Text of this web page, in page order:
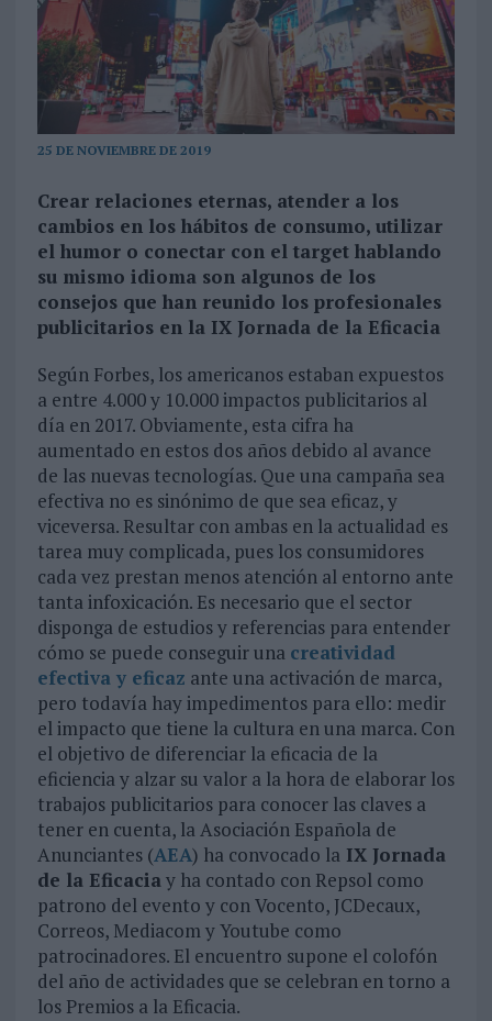
25 DE NOVIEMBRE DE 2019
Crear relaciones eternas, atender a los
cambios en los hábitos de consumo, utilizar
el humor o conectar con el target hablando
su mismo idioma son algunos de los
consejos que han reunido los profesionales
publicitarios en la IX Jornada de la Eficacia
Según Forbes, los americanos estaban expuestos
a entre 4.000 y 10.000 impactos publicitarios al
día en 2017. Obviamente, esta cifra ha
aumentado en estos dos años debido al avance
de las nuevas tecnologías. Que una campaña sea
efectiva no es sinónimo de que sea eficaz, y
viceversa. Resultar con ambas en la actualidad es
tarea muy complicada, pues los consumidores
cada vez prestan menos atención al entorno ante
tanta infoxicación. Es necesario que el sector
disponga de estudios y referencias para entender
cómo se puede conseguir una creatividad
efectiva y eficaz ante una activación de marca,
pero todavía hay impedimentos para ello: medir
el impacto que tiene la cultura en una marca. Con
el objetivo de diferenciar la eficacia de la
eficiencia y alzar su valor a la hora de elaborar los
trabajos publicitarios para conocer las claves a
tener en cuenta, la Asociación Española de
Anunciantes (AEA) ha convocado laIX Jornada
de la Eficaciay ha contado con Repsol como
patrono del evento y con Vocento, JCDecaux,
Correos, Mediacom y Youtube como
patrocinadores. El encuentro supone el colofón
del año de actividades que se celebran en torno a
los Premios a la Eficacia.